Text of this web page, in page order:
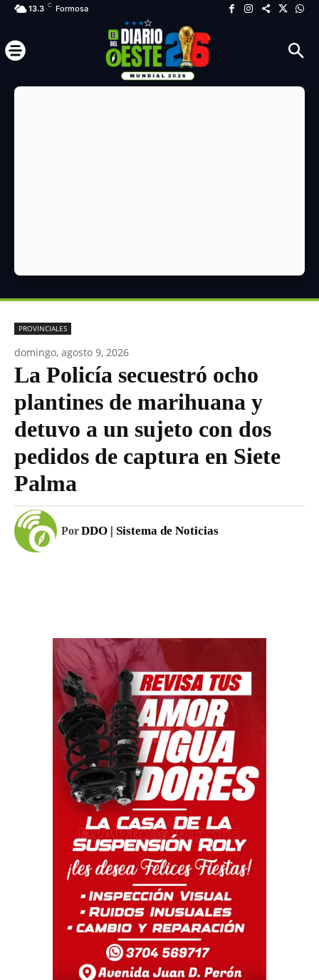
13.3 C Formosa
PROVINCIALES
domingo, agosto 9, 2026
La Policía secuestró ocho
plantines de marihuana y
detuvo a un sujeto con dos
pedidos de captura en Siete
Palma
PorDDO | Sistema de Noticias